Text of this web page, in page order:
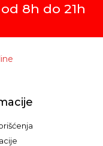
8h do 21h